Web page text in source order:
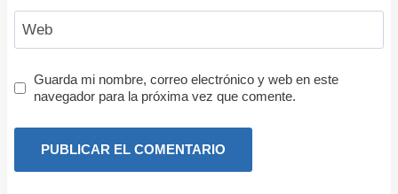
Web
Guarda mi nombre, correo electrónico y web en este
navegador para la próxima vez que comente.